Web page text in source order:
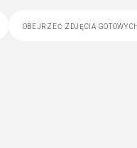
obejrzeć zdjęcia